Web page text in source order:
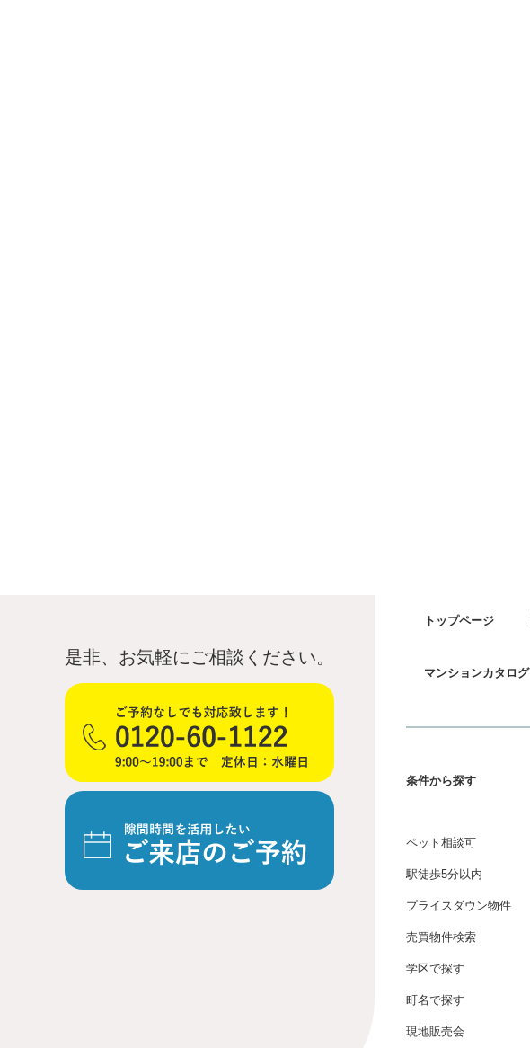
是非、お気軽にご相談ください。
トップページ
マンションカタログ
条件から探す
ペット相談可
駅徒歩5分以内
プライスダウン物件
売買物件検索
学区で探す
町名で探す
現地販売会